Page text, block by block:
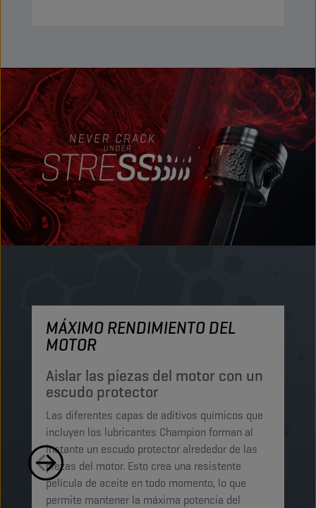
MÁXIMO RENDIMIENTO DEL
MOTOR
Aislar las piezas del motor con un
escudo protector
Las diferentes capas de aditivos químicos que
incluyen los lubricantes Champion forman al
instante un escudo protector alrededor de las
piezas del motor. Esto crea una resistente
película de aceite en todo momento, lo que
permite mantener la máxima potencia del